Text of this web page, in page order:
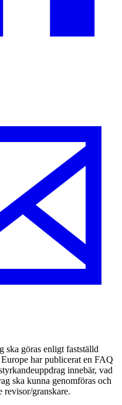
ska göras enligt fastställd
har publicerat en FAQ
innebär, vad
ska kunna genomföras och
revisor/granskare.